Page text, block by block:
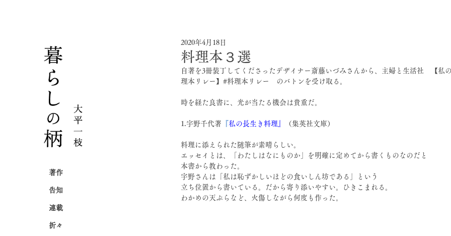
料理本３選
2020年4月18日
自著を3冊装丁してくださったデザイナー斎藤いづみさんから、主婦と生活社　【私
理本リレー】#料理本リレー　のバトンを受け取る。
時を経た良書に、光が当たる機会は貴重だ。
1.宇野千代著 私の長生き料理』 （集英社文庫）
料理に添えられた随筆が素晴らしい。
エッセイとは、「わたしはなにものか」を明確に定めてから書くものなのだと
本書から教わった。
宇野さんは「私は恥ずかしいほどの食いしん坊である」という
立ち位置から書いている。だから寄り添いやすい。ひきこまれる。
わかめの天ぷらなど、火傷しながら何度も作った。
著作
告知
連載
折々